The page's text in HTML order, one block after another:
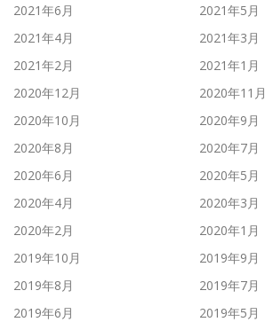
2021年6月
2021年5月
2021年4月
2021年3月
2021年2月
2021年1月
2020年12月
2020年11月
2020年10月
2020年9月
2020年8月
2020年7月
2020年6月
2020年5月
2020年4月
2020年3月
2020年2月
2020年1月
2019年10月
2019年9月
2019年8月
2019年7月
2019年6月
2019年5月